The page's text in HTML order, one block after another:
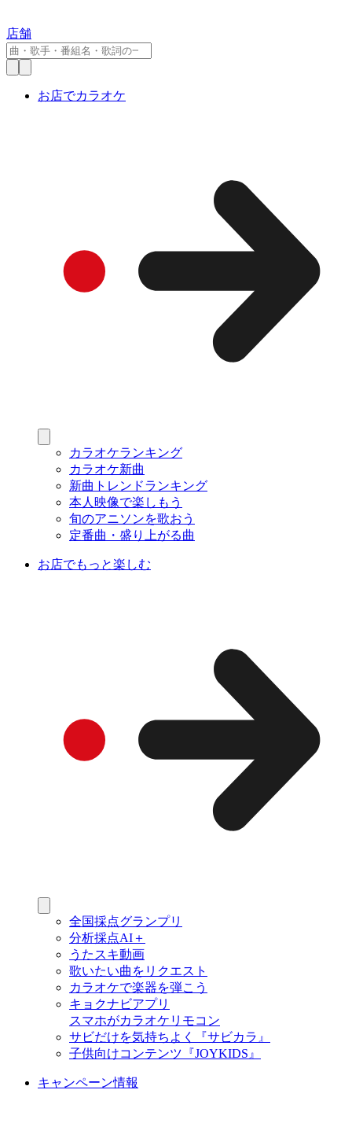
店舗
お店でカラオケ
カラオケランキング
カラオケ新曲
新曲トレンドランキング
本人映像で楽しもう
旬のアニソンを歌おう
定番曲・盛り上がる曲
お店でもっと楽しむ
全国採点グランプリ
分析採点AI＋
うたスキ動画
歌いたい曲をリクエスト
カラオケで楽器を弾こう
キョクナビアプリ
スマホがカラオケリモコン
サビだけを気持ちよく『サビカラ』
子供向けコンテンツ『JOYKIDS』
キャンペーン情報